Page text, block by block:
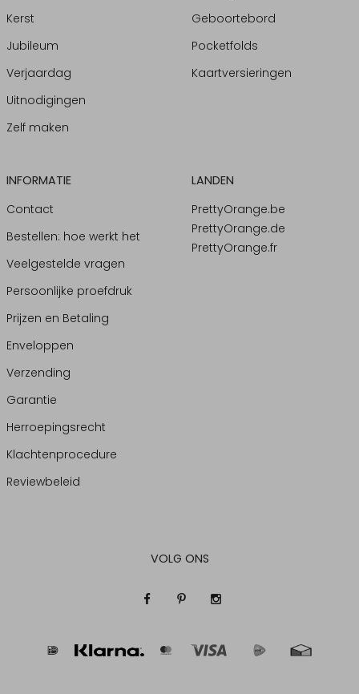
Kerst
Jubileum
Verjaardag
Uitnodigingen
Zelf maken
Geboortebord
Pocketfolds
Kaartversieringen
INFORMATIE
Contact
Bestellen: hoe werkt het
Veelgestelde vragen
Persoonlijke proefdruk
Prijzen en Betaling
Enveloppen
Verzending
Garantie
Herroepingsrecht
Klachtenprocedure
Reviewbeleid
LANDEN
PrettyOrange.be
PrettyOrange.de
PrettyOrange.fr
VOLG ONS